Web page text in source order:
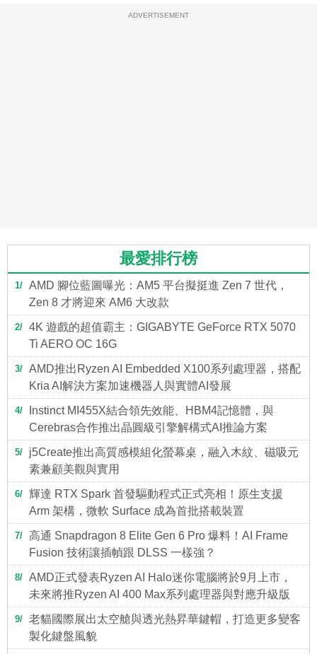
ADVERTISEMENT
最愛排行榜
1
AMD 腳位藍圖曝光：AM5 平台擬挺進 Zen 7 世代，
Zen 8 才將迎來 AM6 大改款
2
4K 遊戲的超值霸主：GIGABYTE GeForce RTX 5070
Ti AERO OC 16G
3
AMD推出Ryzen AI Embedded X100系列處理器，搭配
Kria AI解決方案加速機器人與實體AI發展
4
Instinct MI455X結合領先效能、HBM4記憶體，與
Cerebras合作推出晶圓級引擎解構式AI推論方案
5
j5Create推出高質感模組化螢幕桌，融入木紋、磁吸元
素兼顧美觀與實用
6
輝達 RTX Spark 首發驅動程式正式亮相！原生支援
Arm 架構，微軟 Surface 成為首批搭載裝置
7
高通 Snapdragon 8 Elite Gen 6 Pro 爆料！AI Frame
Fusion 技術讓插幀跟 DLSS 一樣強？
8
AMD正式發表Ryzen AI Halo迷你電腦將於9月上市，
未來將推Ryzen AI 400 Max系列處理器與對應升級版
9
老貓國際展出太空艙與透光熱昇華鍵帽，打造更多變客
製化鍵盤風貌